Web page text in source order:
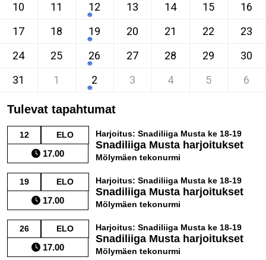
10
11 12 13 14 15
16
17
18 19 20 21 22
23
24
25 26 27 28 29
30
31
1 2 3 4 5 6
Tulevat tapahtumat
12 ELO
17.00
Harjoitus: Snadiliiga Musta ke 18-19
Snadiliiga Musta harjoitukset
Mölymäen tekonurmi
19 ELO
17.00
Harjoitus: Snadiliiga Musta ke 18-19
Snadiliiga Musta harjoitukset
Mölymäen tekonurmi
26 ELO
17.00
Harjoitus: Snadiliiga Musta ke 18-19
Snadiliiga Musta harjoitukset
Mölymäen tekonurmi